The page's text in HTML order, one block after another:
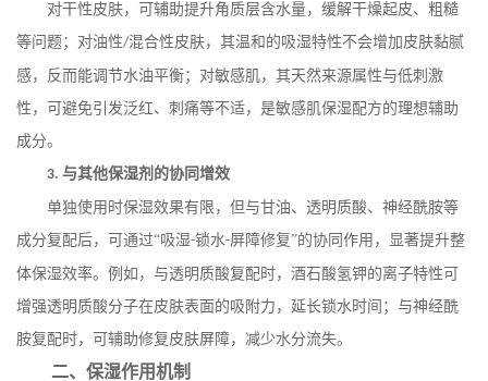
对干性皮肤，可辅助提升角质层含水量，缓解干燥起皮、粗糙
等问题；对油性/混合性皮肤，其温和的吸湿特性不会增加皮肤黏腻
感，反而能调节水油平衡；对敏感肌，其天然来源属性与低刺激
性，可避免引发泛红、刺痛等不适，是敏感肌保湿配方的理想辅助
成分。
3. 与其他保湿剂的协同增效
单独使用时保湿效果有限，但与甘油、透明质酸、神经酰胺等
成分复配后，可通过“吸湿-锁水-屏障修复”的协同作用，显著提升整
体保湿效率。例如，与透明质酸复配时，酒石酸氢钾的离子特性可
增强透明质酸分子在皮肤表面的吸附力，延长锁水时间；与神经酰
胺复配时，可辅助修复皮肤屏障，减少水分流失。
二、保湿作用机制